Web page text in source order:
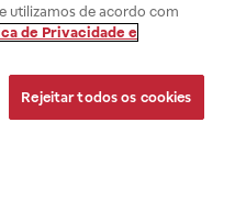
utilizamos de acordo com
de Privacidade e
Rejeitar todos os cookies